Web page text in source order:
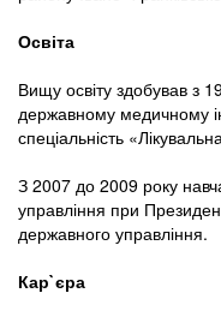
Освіта
Вищу освіту здобував з
державному медичному
спеціальність
З 2007 до 2009 року
управління при
державного управління.
Кар`єра